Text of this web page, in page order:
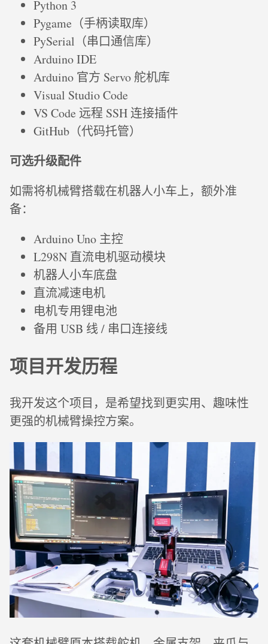
Python 3
Pygame（手柄读取库）
PySerial（串口通信库）
Arduino IDE
Arduino 官方 Servo 舵机库
Visual Studio Code
VS Code 远程 SSH 连接插件
GitHub（代码托管）
可选升级配件
如需将机械臂搭载在机器人小车上，额外准
备：
Arduino Uno 主控
L298N 直流电机驱动模块
机器人小车底盘
直流减速电机
电机专用锂电池
备用 USB 线 / 串口连接线
项目开发历程
我开发这个项目，是希望找到更实用、趣味性
更强的机械臂操控方案。